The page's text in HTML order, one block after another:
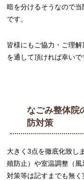
暗を分けるそうなので
です。
皆様にもご協力・ご理
を通して頂ければ幸いで
なごみ整体院
防対策
大きく3点を徹底化致し
殖防止）や室温調整（
対策等は記すまでも無く